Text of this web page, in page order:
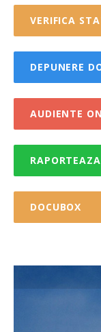
VERIFICA
DEPUNERE
AUDIENTE
DOCUBOX